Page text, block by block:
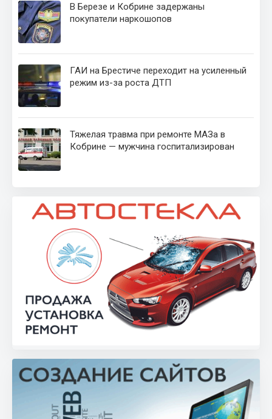
В Березе и Кобрине задержаны
покупатели наркошопов
ГАИ на Брестиче переходит на усиленный
режим из-за роста ДТП
Тяжелая травма при ремонте МАЗа в
Кобрине — мужчина госпитализирован